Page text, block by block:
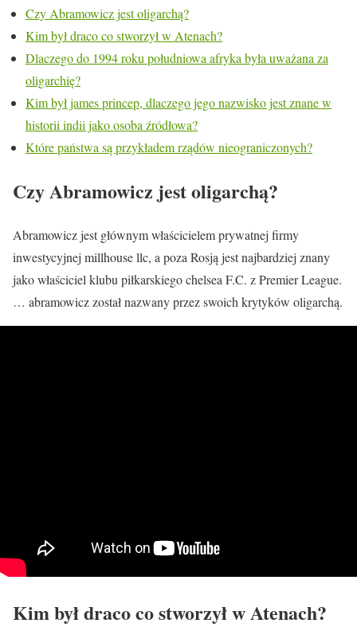
Czy Abramowicz jest oligarchą?
Kim był draco co stworzył w Atenach?
Dlaczego do 1994 roku południowa afryka była uważana za
oligarchię?
Kim był james princep, dlaczego jego nazwisko jest znane w
historii indii jako osoba źródłowa?
Które państwa są przykładem rządów nieograniczonych?
Czy Abramowicz jest oligarchą?
Abramowicz jest głównym właścicielem prywatnej firmy
inwestycyjnej millhouse llc, a poza Rosją jest najbardziej znany
jako właściciel klubu piłkarskiego chelsea F.C. z Premier League.
… abramowicz został nazwany przez swoich krytyków oligarchą.
Kim był draco co stworzył w Atenach?